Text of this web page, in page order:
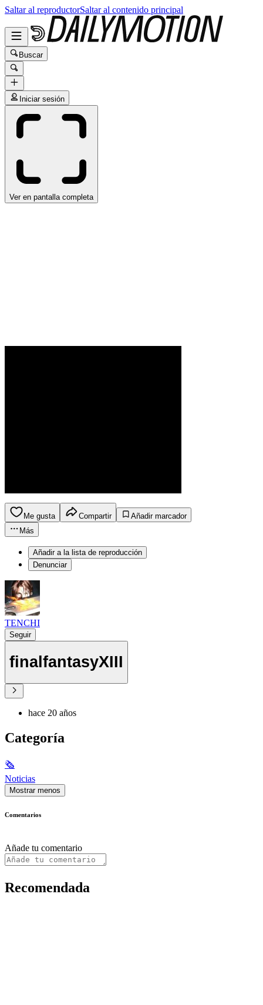
Saltar al reproductorSaltar al contenido principal
Buscar
Iniciar sesión
Ver en pantalla completa
Me gusta Compartir
Añadir marcador
Más
Añadir a la lista de reproducción
Denunciar
TENCHI
Seguir
finalfantasyXIII
hace 20 años
Categoría
🗞
Noticias
Mostrar menos
Comentarios
Añade tu comentario
Recomendada